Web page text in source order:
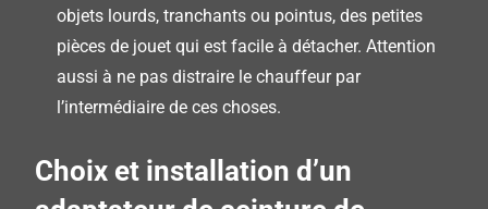
objets lourds, tranchants ou pointus, des petites
pièces de jouet qui est facile à détacher. Attention
aussi à ne pas distraire le chauffeur par
l’intermédiaire de ces choses.
Choix et installation d’un